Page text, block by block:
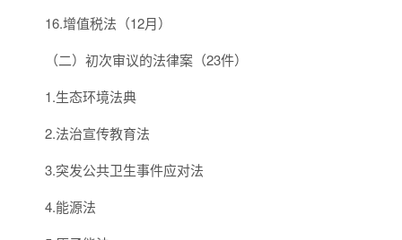
16.增值税法（12月）
（二）初次审议的法律案（23件）
1.生态环境法典
2.法治宣传教育法
3.突发公共卫生事件应对法
4.能源法